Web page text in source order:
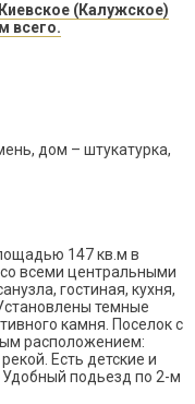
(Калужское)
всего.
дом – штукатурка,
147 кв.м в
всеми центральными
гостиная, кухня,
темные
камня. Поселок с
расположением:
Есть детские и
подьезд по 2-м